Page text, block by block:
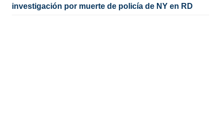
investigación por muerte de policía de NY en RD